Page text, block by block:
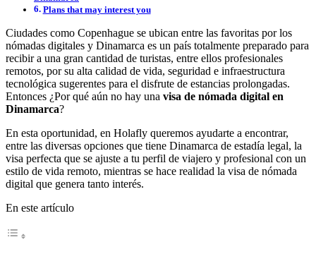
Plans that may interest you
Ciudades como Copenhague se ubican entre las favoritas por los
nómadas digitales y Dinamarca es un país totalmente preparado para
recibir a una gran cantidad de turistas, entre ellos profesionales
remotos, por su alta calidad de vida, seguridad e infraestructura
tecnológica sugerentes para el disfrute de estancias prolongadas.
Entonces ¿Por qué aún no hay una visa de nómada digital en
Dinamarca?
En esta oportunidad, en Holafly queremos ayudarte a encontrar,
entre las diversas opciones que tiene Dinamarca de estadía legal, la
visa perfecta que se ajuste a tu perfil de viajero y profesional con un
estilo de vida remoto, mientras se hace realidad la visa de nómada
digital que genera tanto interés.
En este artículo